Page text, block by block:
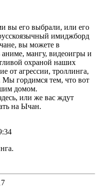
вы его выбрали, или его
имиджборд
вы можете в
мангу, видеоигры и
охраной наших
от агрессии, троллинга,
Мы гордимся тем, что вот
домом.
или же вас ждут
на Ычан.